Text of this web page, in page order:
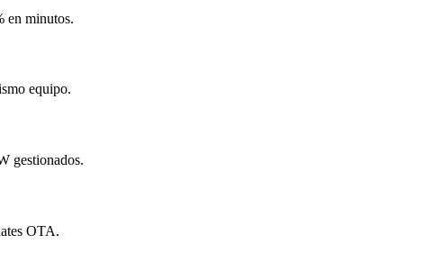
en minutos.
equipo.
gestionados.
OTA.